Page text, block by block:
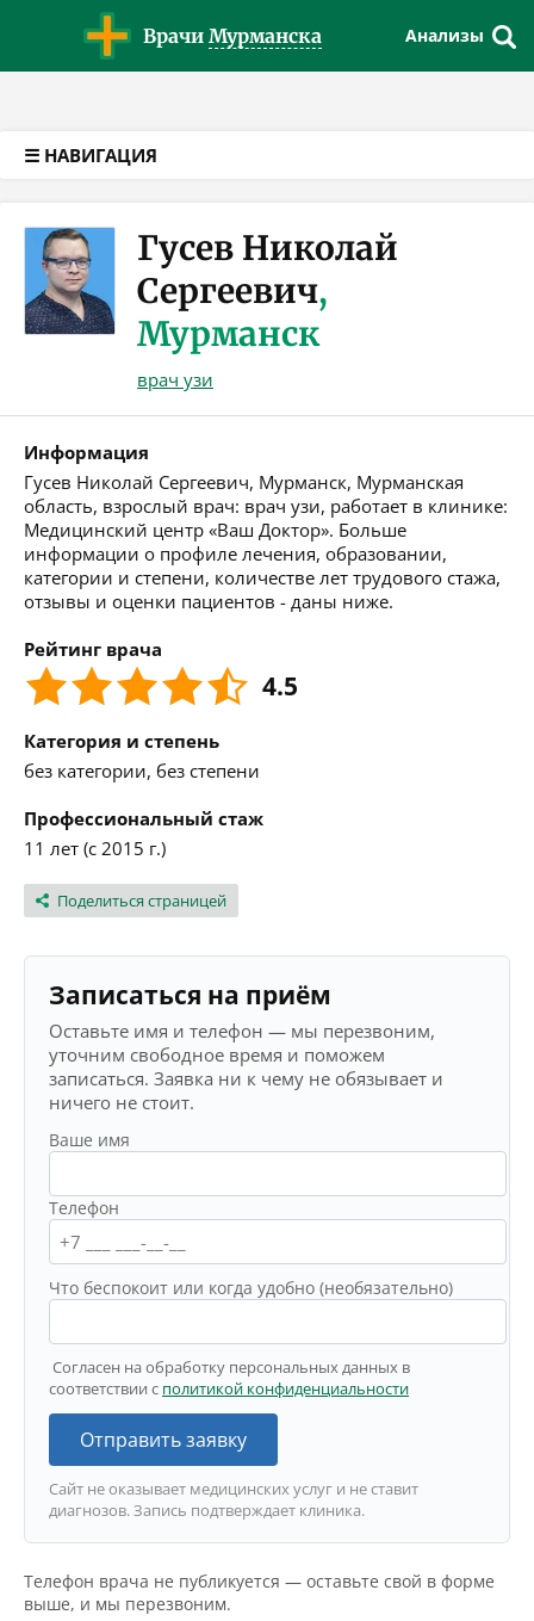
Врачи Мурманска Анализы
☰ НАВИГАЦИЯ
Гусев Николай
Сергеевич,
Мурманск
врач узи
Информация
Гусев Николай Сергеевич, Мурманск, Мурманская
область, взрослый врач: врач узи, работает в клинике:
Медицинский центр «Ваш Доктор». Больше
информации о профиле лечения, образовании,
категории и степени, количестве лет трудового стажа,
отзывы и оценки пациентов - даны ниже.
Рейтинг врача
4.5
Категория и степень
без категории, без степени
Профессиональный стаж
11 лет (с 2015 г.)
Поделиться страницей
Записаться на приём
Оставьте имя и телефон — мы перезвоним,
уточним свободное время и поможем
записаться. Заявка ни к чему не обязывает и
ничего не стоит.
Ваше имя
Телефон
Что беспокоит или когда удобно (необязательно)
Согласен на обработку персональных данных в
соответствии с политикой конфиденциальности
Отправить заявку
Сайт не оказывает медицинских услуг и не ставит
диагнозов. Запись подтверждает клиника.
Телефон врача не публикуется — оставьте свой в форме
выше, и мы перезвоним.